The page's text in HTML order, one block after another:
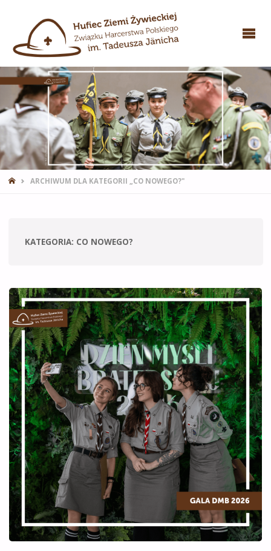
STRONA
ARCHIWUM DLA KATEGORII „CO NOWEGO?"
KATEGORIA: CO NOWEGO?